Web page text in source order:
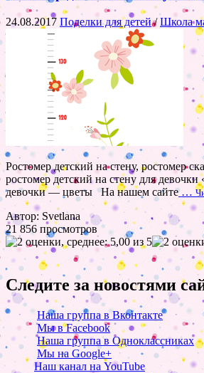
24.08.2017 Поделки для детей/Школа
Ростомер детский на стену, ростомер
ростомер детский на стену для
девочки — цветы На нашем сайте…
Автор: Svetlana
21 856 просмотров
Следите за новостями
Наша группа в Вконтакте
Мы в Facebook
Наша группа в Одноклассниках
Мы на Google+
Наш канал на YouTube